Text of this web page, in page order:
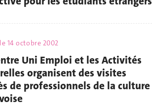
14 octobre 2002
Uni Emploi et les Activités
organisent des visites
de professionnels de la culture